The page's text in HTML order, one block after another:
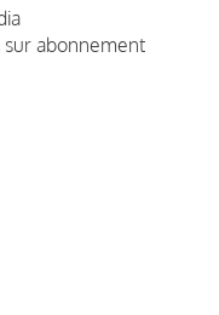
abonnement